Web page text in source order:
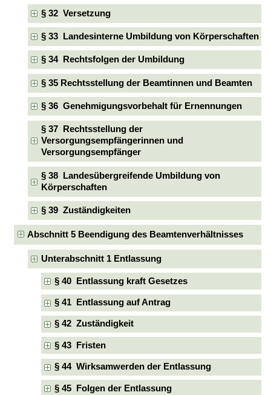
§ 32 Versetzung
§ 33 Landesinterne Umbildung von Körperschaften
§ 34 Rechtsfolgen der Umbildung
§ 35 Rechtsstellung der Beamtinnen und Beamten
§ 36 Genehmigungsvorbehalt für Ernennungen
§ 37 Rechtsstellung der
Versorgungsempfängerinnen und
Versorgungsempfänger
§ 38 Landesübergreifende Umbildung von
Körperschaften
§ 39 Zuständigkeiten
Abschnitt 5 Beendigung des Beamtenverhältnisses
Unterabschnitt 1 Entlassung
§ 40 Entlassung kraft Gesetzes
§ 41 Entlassung auf Antrag
§ 42 Zuständigkeit
§ 43 Fristen
§ 44 Wirksamwerden der Entlassung
§ 45 Folgen der Entlassung